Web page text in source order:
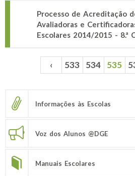
Processo de Acreditação
Avaliadoras e
Escolares 2014/2015 - 8.ª
Páginas ‹ 533 534 535
Informações às Escolas
Voz dos Alunos @DGE
Manuais Escolares